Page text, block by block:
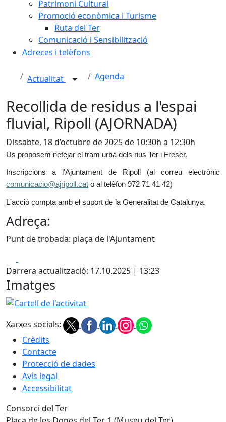
Patrimoni Cultural
Promoció econòmica i Turisme
Ruta del Ter
Comunicació i Sensibilització
Adreces i telèfons
Actualitat Agenda
Recollida de residus a l'espai
fluvial, Ripoll (AJORNADA)
Dissabte, 18 d’octubre de 2025 de 10:30h a 12:30h
Us proposem netejar el tram urbà dels rius Ter i Freser.
Inscripcions a l'Ajuntament de Ripoll (al correu electrònic
comunicacio@ajripoll.cat o al telèfon 972 71 41 42)
L'acció compta amb el suport de la Generalitat de Catalunya.
Adreça:
Punt de trobada: plaça de l'Ajuntament
Darrera actualització: 17.10.2025 | 13:23
Imatges
Cartell de l'activitat
Xarxes socials:
Crèdits
Contacte
Protecció de dades
Avís legal
Accessibilitat
Consorci del Ter